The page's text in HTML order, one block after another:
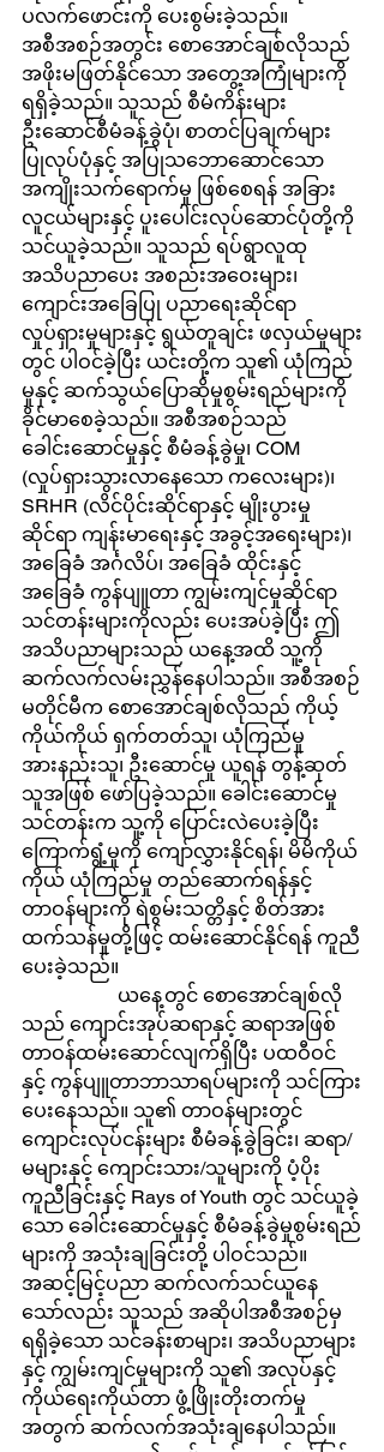
ပလက်ဖောင်းကို ပေးစွမ်းခဲ့သည်။
အစီအစဉ်အတွင်း စောအောင်ချစ်လိုသည်
အဖိုးမဖြတ်နိုင်သော အတွေ့အကြုံများကို
ရရှိခဲ့သည်။ သူသည် စီမံကိန်းများ
ဦးဆောင်စီမံခန့်ခွဲပုံ၊ စာတင်ပြချက်များ
ပြုလုပ်ပုံနှင့် အပြုသဘောဆောင်သော
အကျိုးသက်ရောက်မှု ဖြစ်စေရန် အခြား
လူငယ်များနှင့် ပူးပေါင်းလုပ်ဆောင်ပုံတို့ကို
သင်ယူခဲ့သည်။ သူသည် ရပ်ရွာလူထု
အသိပညာပေး အစည်းအဝေးများ၊
ကျောင်းအခြေပြု ပညာရေးဆိုင်ရာ
လှုပ်ရှားမှုများနှင့် ရွယ်တူချင်း ဖလှယ်မှုများ
တွင် ပါဝင်ခဲ့ပြီး ယင်းတို့က သူ၏ ယုံကြည်
မှုနှင့် ဆက်သွယ်ပြောဆိုမှုစွမ်းရည်များကို
ခိုင်မာစေခဲ့သည်။ အစီအစဉ်သည်
ခေါင်းဆောင်မှုနှင့် စီမံခန့်ခွဲမှု၊ COM
(လှုပ်ရှားသွားလာနေသော ကလေးများ)၊
SRHR (လိင်ပိုင်းဆိုင်ရာနှင့် မျိုးပွားမှု
ဆိုင်ရာ ကျန်းမာရေးနှင့် အခွင့်အရေးများ)၊
အခြေခံ အင်္ဂလိပ်၊ အခြေခံ ထိုင်းနှင့်
အခြေခံ ကွန်ပျူတာ ကျွမ်းကျင်မှုဆိုင်ရာ
သင်တန်းများကိုလည်း ပေးအပ်ခဲ့ပြီး ဤ
အသိပညာများသည် ယနေ့အထိ သူ့ကို
ဆက်လက်လမ်းညွှန်နေပါသည်။ အစီအစဉ်
မတိုင်မီက စောအောင်ချစ်လိုသည် ကိုယ့်
ကိုယ်ကိုယ် ရှက်တတ်သူ၊ ယုံကြည်မှု
အားနည်းသူ၊ ဦးဆောင်မှု ယူရန် တွန့်ဆုတ်
သူအဖြစ် ဖော်ပြခဲ့သည်။ ခေါင်းဆောင်မှု
သင်တန်းက သူ့ကို ပြောင်းလဲပေးခဲ့ပြီး
ကြောက်ရွံ့မှုကို ကျော်လွှားနိုင်ရန်၊ မိမိကိုယ်
ကိုယ် ယုံကြည်မှု တည်ဆောက်ရန်နှင့်
တာဝန်များကို ရဲစွမ်းသတ္တိနှင့် စိတ်အား
ထက်သန်မှုတို့ဖြင့် ထမ်းဆောင်နိုင်ရန် ကူညီ
ပေးခဲ့သည်။
သည် ကျောင်းအုပ်ဆရာနှင့် ဆရာအဖြစ်
တာဝန်ထမ်းဆောင်လျက်ရှိပြီး ပထဝီဝင်
နှင့် ကွန်ပျူတာဘာသာရပ်များကို သင်ကြား
ပေးနေသည်။ သူ၏ တာဝန်များတွင်
ကျောင်းလုပ်ငန်းများ စီမံခန့်ခွဲခြင်း၊ ဆရာ/
မများနှင့် ကျောင်းသား/သူများကို ပံ့ပိုး
ကူညီခြင်းနှင့် Rays of Youth တွင် သင်ယူခဲ့
သော ခေါင်းဆောင်မှုနှင့် စီမံခန့်ခွဲမှုစွမ်းရည်
များကို အသုံးချခြင်းတို့ ပါဝင်သည်။
အဆင့်မြင့်ပညာ ဆက်လက်သင်ယူနေ
သော်လည်း သူသည် အဆိုပါအစီအစဉ်မှ
ရရှိခဲ့သော သင်ခန်းစာများ၊ အသိပညာများ
နှင့် ကျွမ်းကျင်မှုများကို သူ၏ အလုပ်နှင့်
ကိုယ်ရေးကိုယ်တာ ဖွံ့ဖြိုးတိုးတက်မှု
အတွက် ဆက်လက်အသုံးချနေပါသည်။